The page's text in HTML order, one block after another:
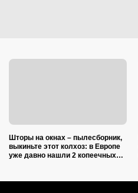
Шторы на окнах – пылесборник,
выкиньте этот колхоз: в Европе
уже давно нашли 2 копеечных